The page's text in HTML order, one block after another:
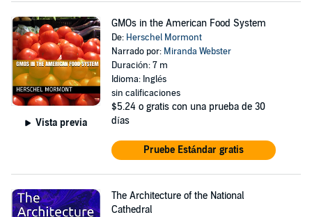
Vista previa
GMOs in the American Food System
De: Herschel Mormont
Narrado por: Miranda Webster
Duración: 7 m
Idioma: Inglés
sin calificaciones
$5.24 o gratis con una prueba de 30
días
Pruebe Estándar gratis
The Architecture of the National
Cathedral